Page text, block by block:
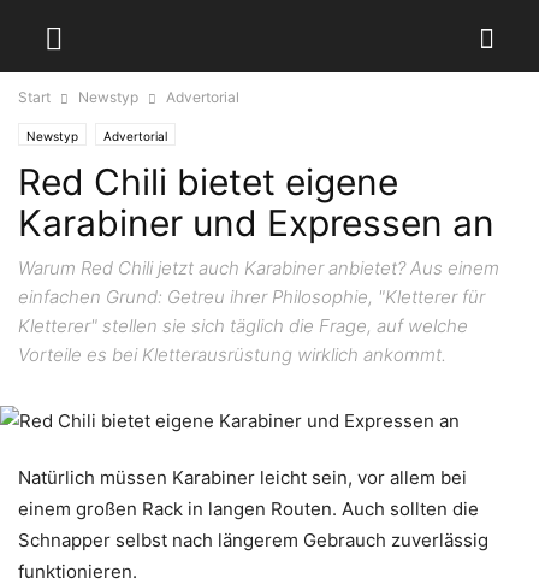
Start Newstyp Advertorial
Newstyp Advertorial
Red Chili bietet eigene
Karabiner und Expressen an
Warum Red Chili jetzt auch Karabiner anbietet? Aus einem
einfachen Grund: Getreu ihrer Philosophie, "Kletterer für
Kletterer" stellen sie sich täglich die Frage, auf welche
Vorteile es bei Kletterausrüstung wirklich ankommt.
Natürlich müssen Karabiner leicht sein, vor allem bei
einem großen Rack in langen Routen. Auch sollten die
Schnapper selbst nach längerem Gebrauch zuverlässig
funktionieren.